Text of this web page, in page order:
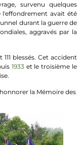
survenu quelques
avait été
durant la guerre de
aggravés par la
blessés. Cet accident
1933et le troisième le
la Mémoire des